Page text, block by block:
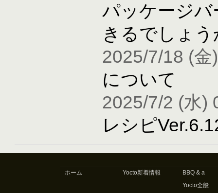
パッケージ
きるでしょう
2025/7/18 (金
について
2025/7/2 (水)
レシピ
ホーム Yocto新着情報
BBQ & a
Yocto全般